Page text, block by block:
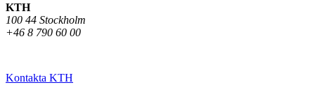
KTH
100 44 Stockholm
+46 8 790 60 00
Kontakta KTH